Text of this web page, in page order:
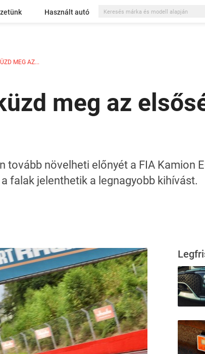
Használt autó
MEG AZ...
meg az
tovább növelheti előnyét a FIA Kamion
falak jelenthetik a legnagyobb kihívást.